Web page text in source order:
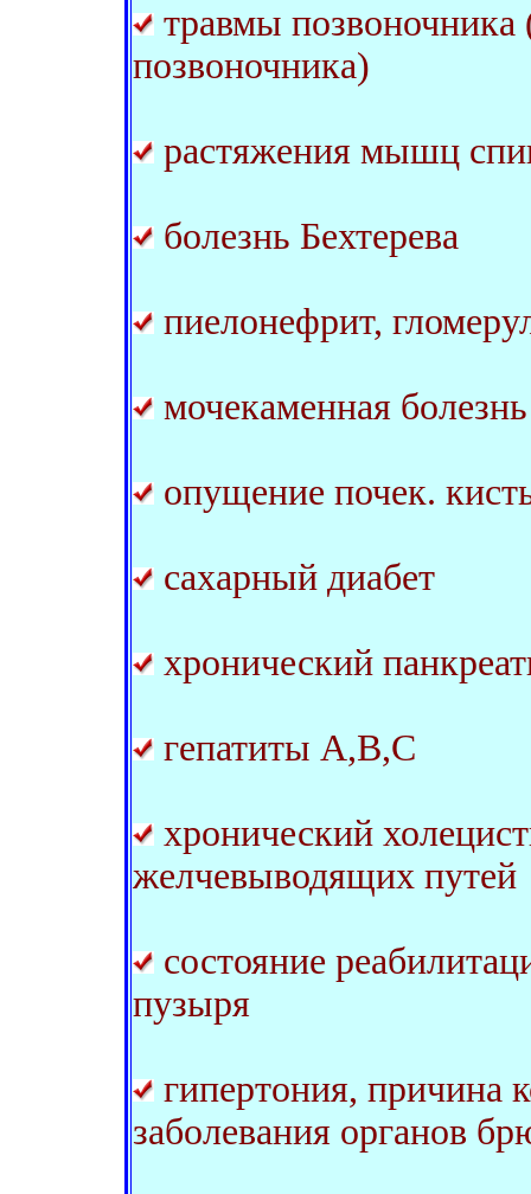
травмы позвоночника
позвоночника)
растяжения мышц
болезнь Бехтерева
пиелонефрит,
мочекаменная болезнь
опущение почек.
сахарный диабет
хронический
гепатиты А,В,С
хронический
желчевыводящих путей
состояние
пузыря
гипертония, причина
заболевания органов